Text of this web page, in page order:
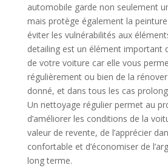
automobile garde non seulement
mais protège également la
éviter les vulnérabilités aux
detailing est un élément important
de votre voiture car elle vous
régulièrement ou bien de la
donné, et dans tous les cas
Un nettoyage régulier permet au
d’améliorer les conditions de la
valeur de revente, de l’apprécier
confortable et d’économiser de
long terme.